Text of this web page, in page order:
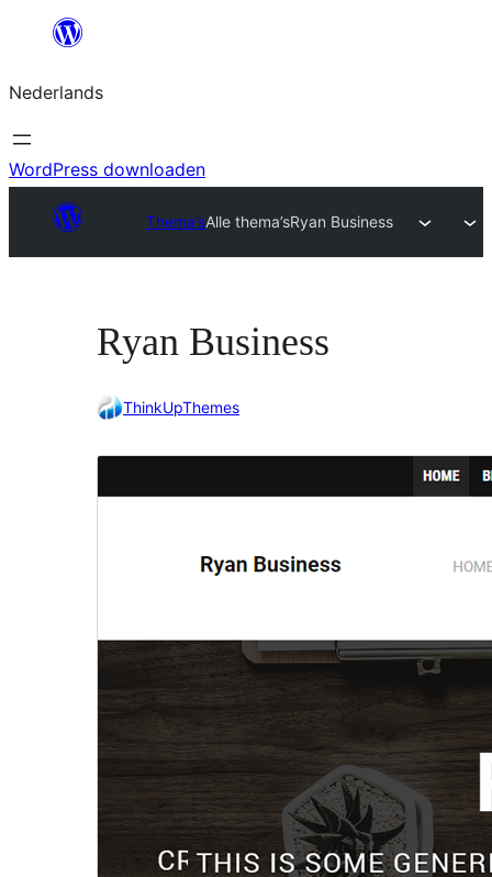
de
inhoud
Nederlands
WordPress downloaden
Thema’sAlle thema’sRyan Business
Ryan Business
ThinkUpThemes